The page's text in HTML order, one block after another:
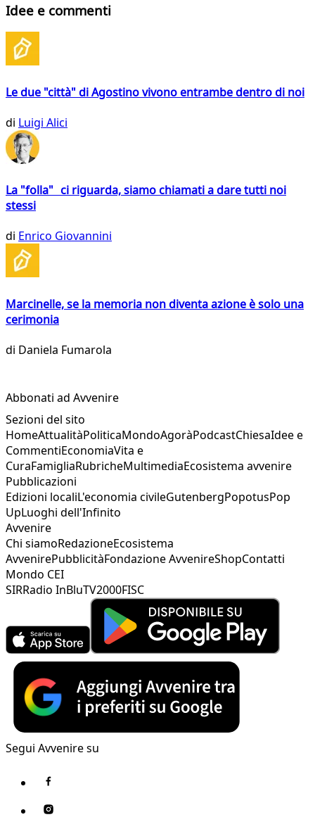
Idee e commenti
Le due "città" di Agostino vivono entrambe dentro di noi
di Luigi Alici
La "folla" ci riguarda, siamo chiamati a dare tutti noi
stessi
di Enrico Giovannini
Marcinelle, se la memoria non diventa azione è solo una
cerimonia
di Daniela Fumarola
Abbonati ad Avvenire
Sezioni del sito
HomeAttualitàPoliticaMondoAgoràPodcastChiesaIdee e
CommentiEconomiaVita e
CuraFamigliaRubricheMultimediaEcosistema avvenire
Pubblicazioni
Edizioni localiL'economia civileGutenbergPopotusPop
UpLuoghi dell'Infinito
Avvenire
Chi siamoRedazioneEcosistema
AvvenirePubblicitàFondazione AvvenireShopContatti
Mondo CEI
SIRRadio InBluTV2000FISC
Segui Avvenire su